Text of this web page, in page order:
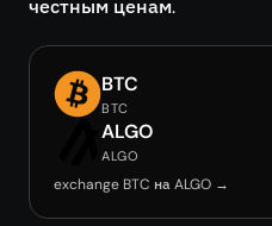
честным ценам.
BTC
BTC
ALGO
ALGO
exchange BTC на ALGO →